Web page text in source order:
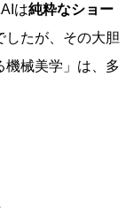
は純粋なショー
したが、その大胆
機械美学」は、多